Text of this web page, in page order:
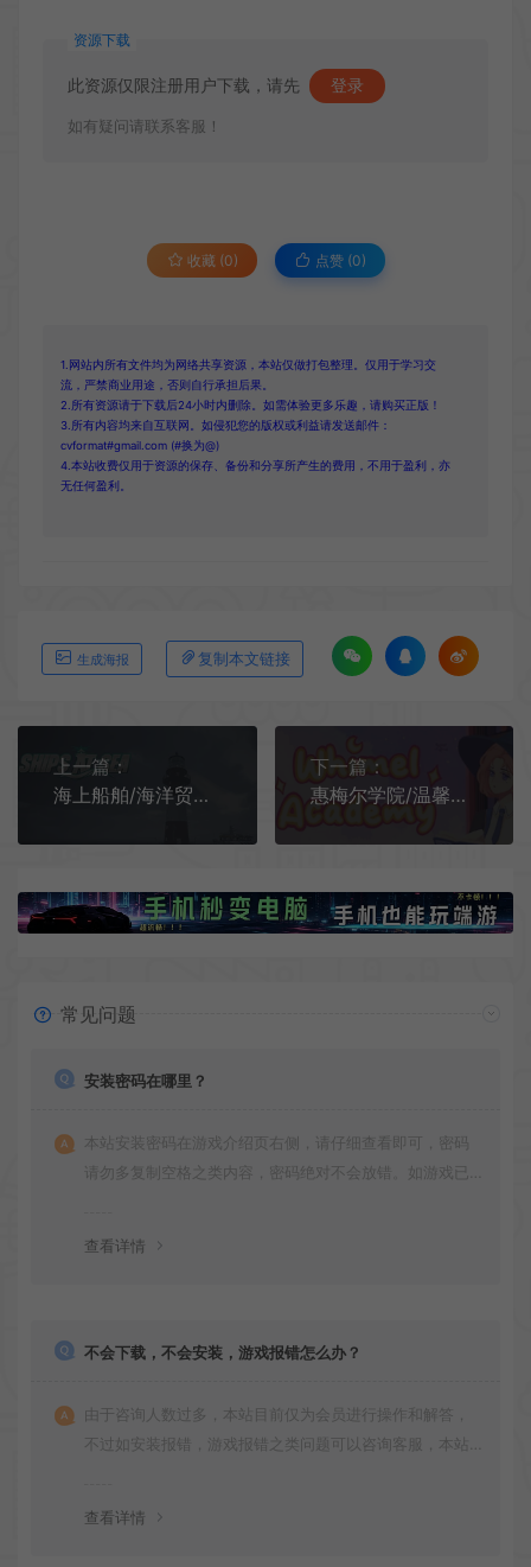
资源下载
此资源仅限注册用户下载，请先 登录
如有疑问请联系客服！
收藏 (0) 点赞 (0)
1.网站内所有文件均为网络共享资源，本站仅做打包整理。仅用于学习交
流，严禁商业用途，否则自行承担后果。
2.所有资源请于下载后24小时内删除。如需体验更多乐趣，请购买正版！
3.所有内容均来自互联网。如侵犯您的版权或利益请发送邮件：
cvformat#gmail.com (#换为@)
4.本站收费仅用于资源的保存、备份和分享所产生的费用，不用于盈利，亦
无任何盈利。
生成海报 复制本文链接
上一篇：
海上船舶/海洋贸易公司模拟游戏 Ships At Sea 下载
下一篇：
惠梅尔学院/温馨的治愈系学院模拟游戏 Whimel Academy 下载
常见问题
安装密码在哪里？
本站安装密码在游戏介绍页右侧，请仔细查看即可，密码
请勿多复制空格之类内容，密码绝对不会放错。如游戏已
查看详情
不会下载，不会安装，游戏报错怎么办？
由于咨询人数过多，本站目前仅为会员进行操作和解答，
不过如安装报错，游戏报错之类问题可以咨询客服，本站
查看详情